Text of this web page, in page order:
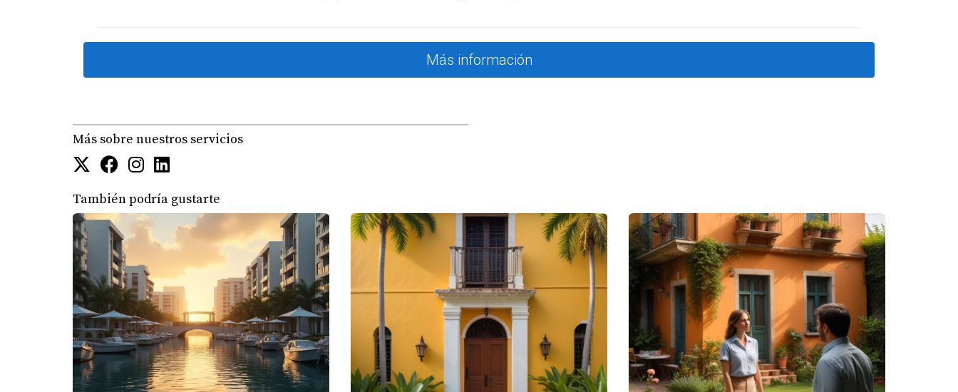
Más información
Más sobre nuestros servicios
También podría gustarte